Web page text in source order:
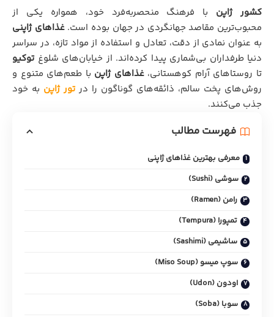
کشور ژاپن با فرهنگ منحصربه‌فرد خود، همواره یکی از
محبوب‌ترین مقاصد جهانگردی در جهان بوده است.غذاهای ژاپنی
به عنوان نمادی از دقت، تعادل و استفاده از مواد تازه، در سراسر
دنیا طرفداران بی‌شماری پیدا کرده‌اند. از خیابان‌های شلوغ توکیو
تا روستاهای آرام کوهستانی،غذاهای ژاپن با طعم‌های متنوع و
روش‌های پخت سالم، ذائقه‌های گوناگون را درتور ژاپن به خود
جذب می‌کنند.
فهرست مطالب
معرفی بهترین غذاهای ژاپنی
سوشی (Sushi)
رامن (Ramen)
تمپورا (Tempura)
ساشیمی (Sashimi)
سوپ میسو (Miso Soup)
اودون (Udon)
سوبا (Soba)